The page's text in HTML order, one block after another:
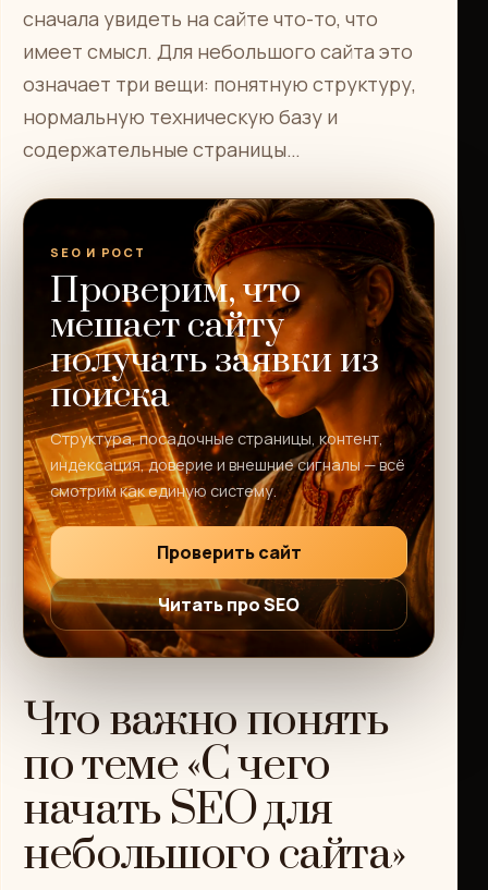
сначала увидеть на сайте что-то, что
имеет смысл. Для небольшого сайта это
означает три вещи: понятную структуру,
нормальную техническую базу и
содержательные страницы…
SEO И РОСТ
Проверим, что
мешает сайту
получать заявки из
поиска
Структура, посадочные страницы, контент,
индексация, доверие и внешние сигналы — всё
смотрим как единую систему.
Проверить сайт
Читать про SEO
Что важно понять
по теме «С чего
начать SEO для
небольшого сайта»